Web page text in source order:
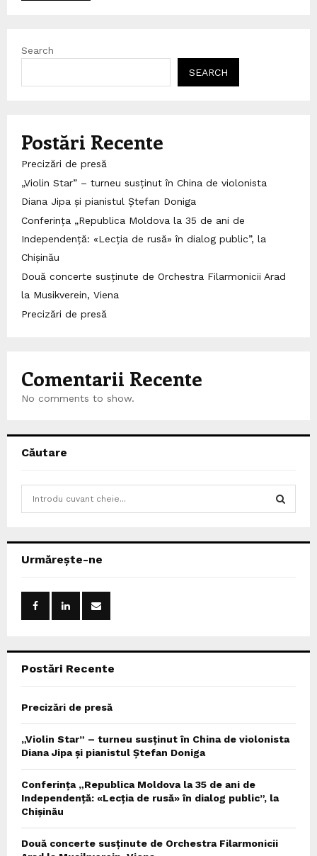
Search
SEARCH
Postări Recente
Precizări de presă
„Violin Star” – turneu susținut în China de violonista
Diana Jipa și pianistul Ștefan Doniga
Conferința „Republica Moldova la 35 de ani de
Independență: «Lecția de rusă» în dialog public”, la
Chișinău
Două concerte susținute de Orchestra Filarmonicii Arad
la Musikverein, Viena
Precizări de presă
Comentarii Recente
No comments to show.
Căutare
h
Urmărește-ne
Postări Recente
Precizări de presă
„Violin Star” – turneu susținut în China de violonista
Diana Jipa și pianistul Ștefan Doniga
Conferința „Republica Moldova la 35 de ani de
Independență: «Lecția de rusă» în dialog public”, la
Chișinău
Două concerte susținute de Orchestra Filarmonicii